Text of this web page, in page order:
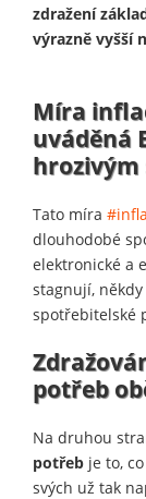
zdražení
výrazně vyšší
Míra
uváděná
Tato míra
dlouhodobé
elektronické a
stagnují, někdy
spotřebitelské
potřeb
Na druhou
potřeb je to,
svých už tak